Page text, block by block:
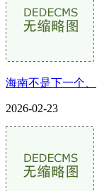
海南不是下一个、
2026-02-23